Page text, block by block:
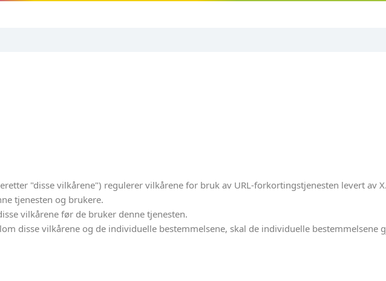
"disse vilkårene") regulerer vilkårene for bruk av URL-forkortingstjenesten levert av
tjenesten og brukere.
vilkårene før de bruker denne tjenesten.
disse vilkårene og de individuelle bestemmelsene, skal de individuelle bestemmelsene